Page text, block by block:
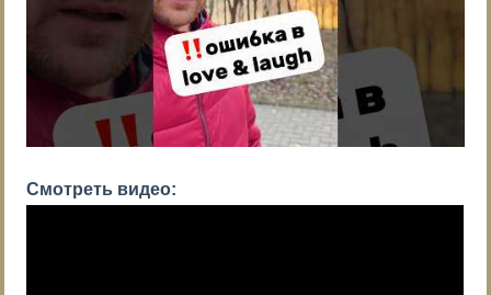
Смотреть видео: